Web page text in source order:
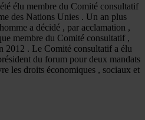
élu membre du Comité consultatif
des Nations Unies . Un an plus
a décidé , par acclamation ,
membre du Comité consultatif ,
2012 . Le Comité consultatif a élu
du forum pour deux mandats
les droits économiques , sociaux et